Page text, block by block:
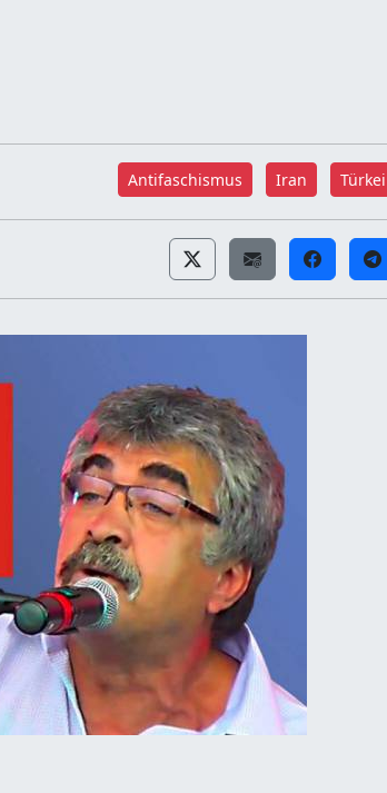
Antifaschismus Iran Türkei